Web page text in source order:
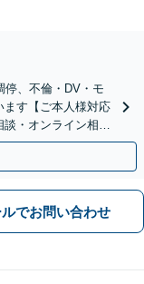
停、不倫・DV・モ
ます【ご本人様対応
・オンライン相談
ルでお問い合わせ